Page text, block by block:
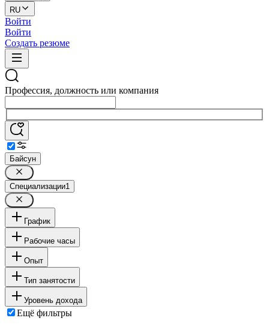
RU
Войти
Войти
Создать резюме
Профессия, должность или компания
Байсун
Специализации1
График
Рабочие часы
Опыт
Тип занятости
Уровень дохода
Ещё фильтры